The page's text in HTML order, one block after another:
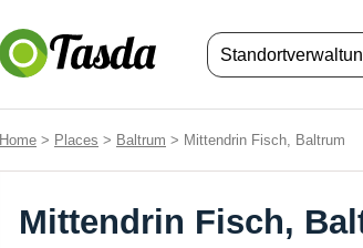
Home > Places > Baltrum > Mittendrin Fisch, Baltrum
Mittendrin Fisch,